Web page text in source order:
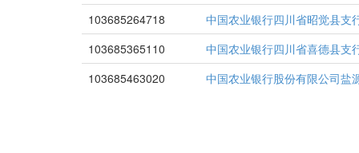
103685264718
中国农业银行四川省昭觉县支
103685365110
中国农业银行四川省喜德县支
103685463020
中国农业银行股份有限公司盐